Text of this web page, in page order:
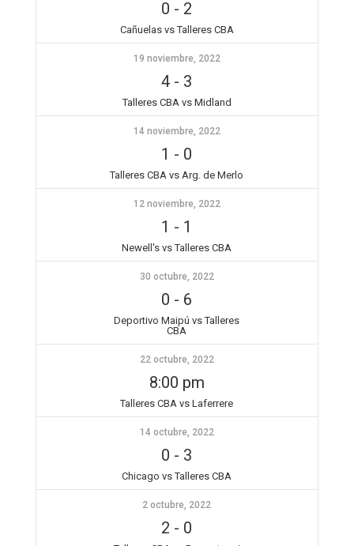
0 - 2
Cañuelas vs Talleres CBA
19 noviembre, 2022
4 - 3
Talleres CBA vs Midland
14 noviembre, 2022
1 - 0
Talleres CBA vs Arg. de Merlo
12 noviembre, 2022
1 - 1
Newell's vs Talleres CBA
30 octubre, 2022
0 - 6
Deportivo Maipú vs Talleres
CBA
22 octubre, 2022
8:00 pm
Talleres CBA vs Laferrere
14 octubre, 2022
0 - 3
Chicago vs Talleres CBA
2 octubre, 2022
2 - 0